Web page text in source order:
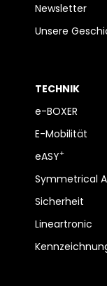
Newsletter
Unsere
TECHNIK
e-BOXER
E-Mobilität
eASY+
Symmetrical
Sicherheit
Lineartronic